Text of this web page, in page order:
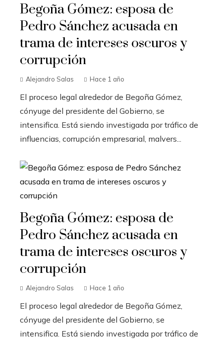
Begoña Gómez: esposa de
Pedro Sánchez acusada en
trama de intereses oscuros y
corrupción
Alejandro Salas Hace 1 año
El proceso legal alrededor de Begoña Gómez,
cónyuge del presidente del Gobierno, se
intensifica. Está siendo investigada por tráfico de
influencias, corrupción empresarial, malvers...
Begoña Gómez: esposa de
Pedro Sánchez acusada en
trama de intereses oscuros y
corrupción
Alejandro Salas Hace 1 año
El proceso legal alrededor de Begoña Gómez,
cónyuge del presidente del Gobierno, se
intensifica. Está siendo investigada por tráfico de